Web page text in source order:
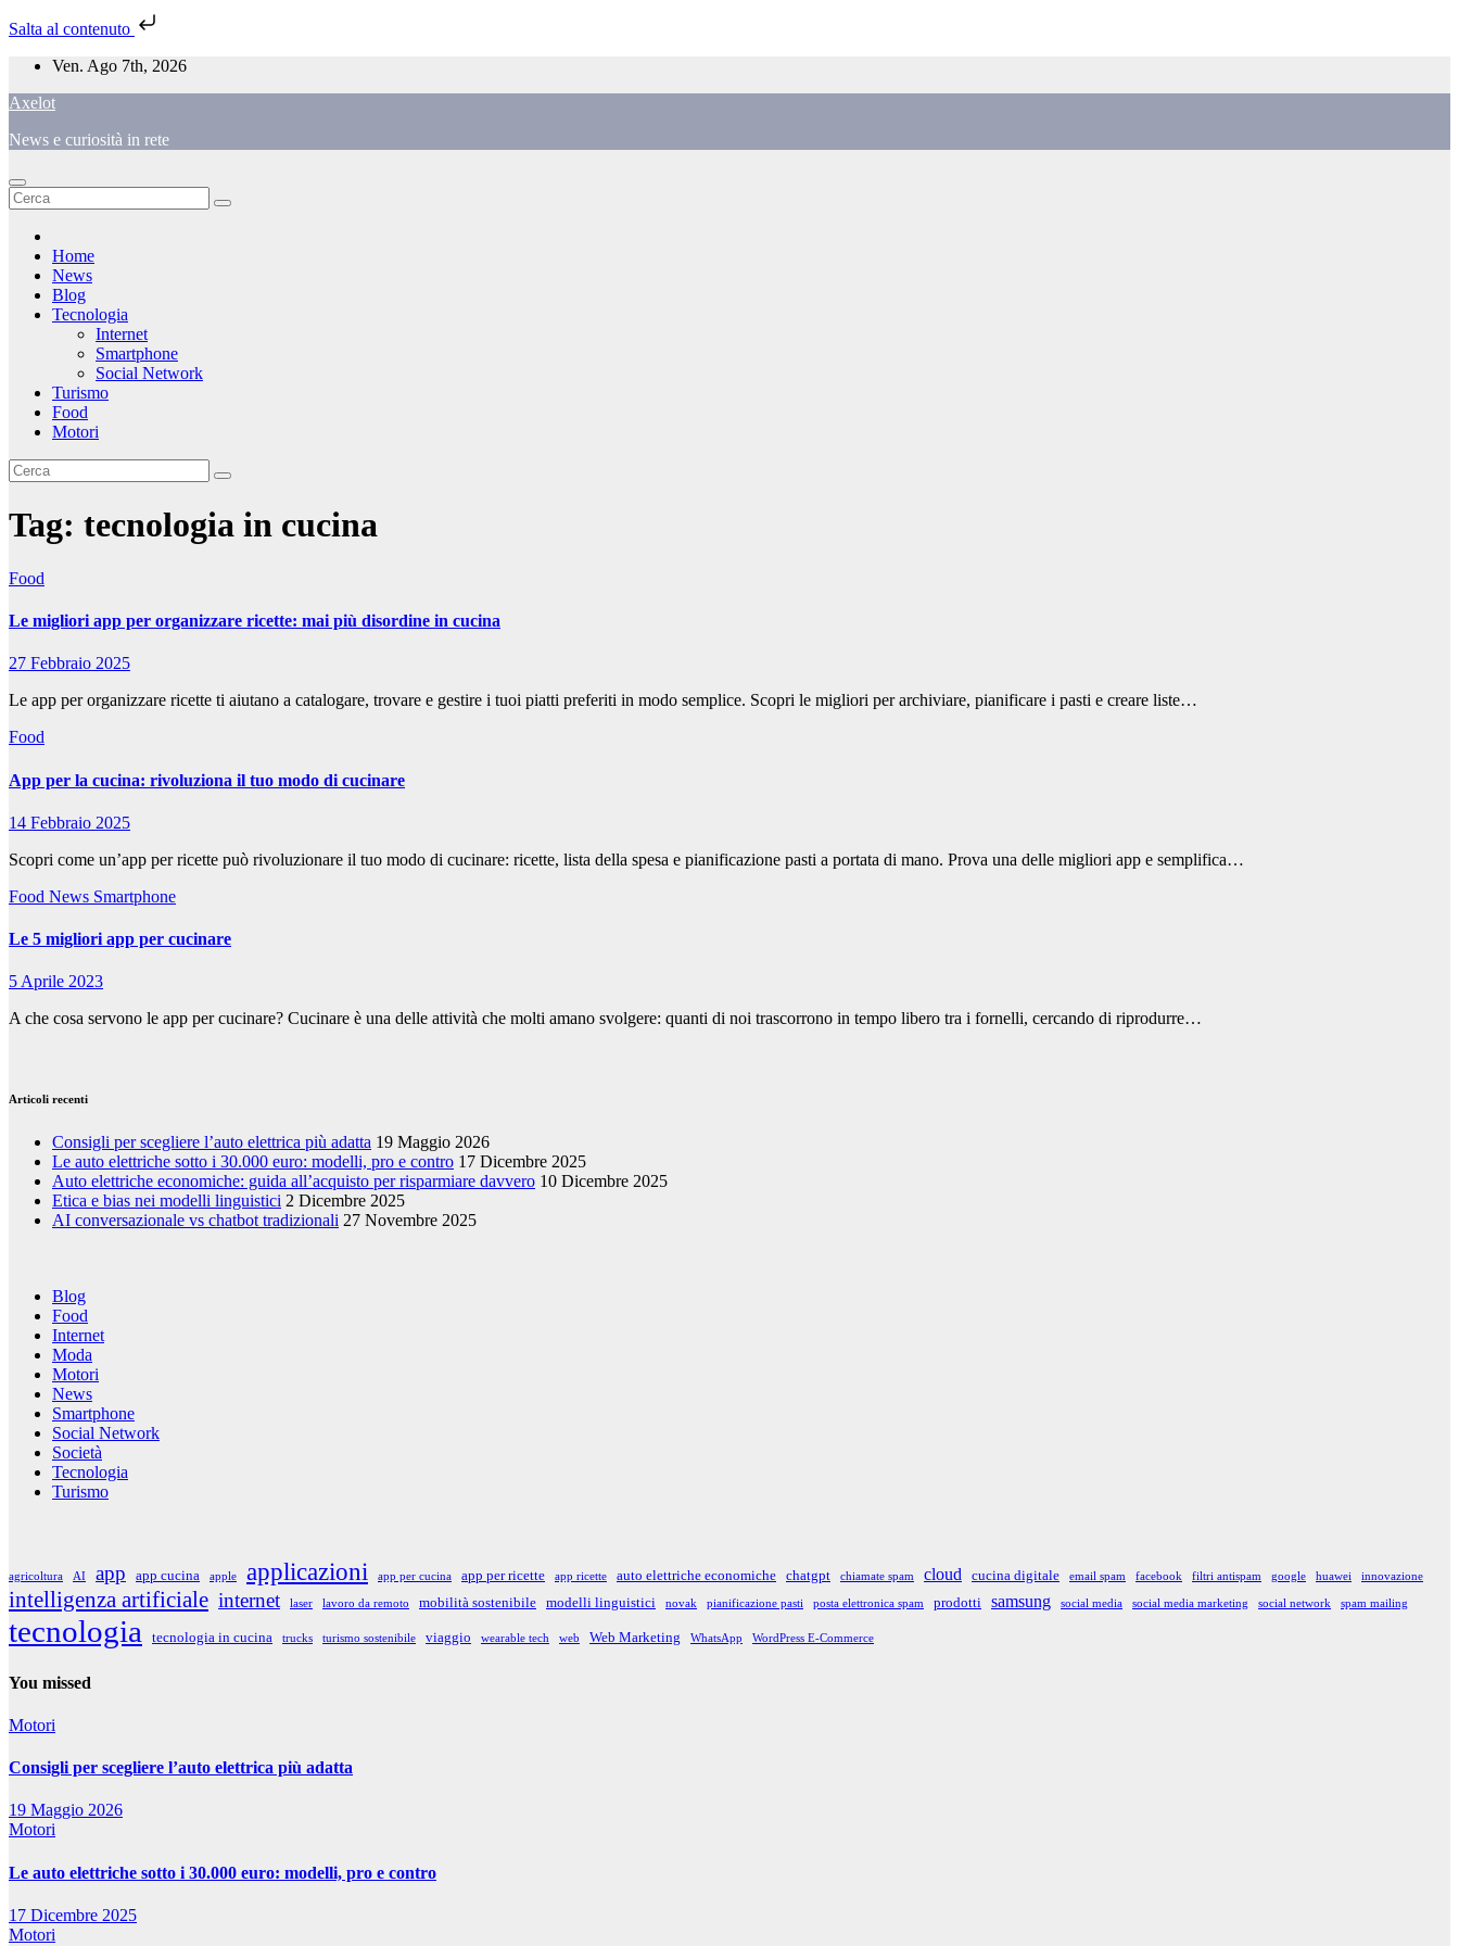
Salta al contenuto
Salta
contenuto
Ven. Ago 7th, 2026
Axelot
News e curiosità in rete
Home
News
Blog
Tecnologia
Internet
Smartphone
Social Network
Turismo
Food
Motori
Tag: tecnologia in cucina
Food
Le migliori app per organizzare ricette: mai più disordine in cucina
27 Febbraio 2025
Le app per organizzare ricette ti aiutano a catalogare, trovare e gestire i tuoi piatti preferiti in modo semplice. Scopri le migliori per archiviare, pianificare i pasti e creare liste…
Food
App per la cucina: rivoluziona il tuo modo di cucinare
14 Febbraio 2025
Scopri come un’app per ricette può rivoluzionare il tuo modo di cucinare: ricette, lista della spesa e pianificazione pasti a portata di mano. Prova una delle migliori app e semplifica…
Food News Smartphone
Le 5 migliori app per cucinare
5 Aprile 2023
A che cosa servono le app per cucinare? Cucinare è una delle attività che molti amano svolgere: quanti di noi trascorrono in tempo libero tra i fornelli, cercando di riprodurre…
Articoli recenti
Consigli per scegliere l’auto elettrica più adatta 19 Maggio 2026
Le auto elettriche sotto i 30.000 euro: modelli, pro e contro 17 Dicembre 2025
Auto elettriche economiche: guida all’acquisto per risparmiare davvero 10 Dicembre 2025
Etica e bias nei modelli linguistici 2 Dicembre 2025
AI conversazionale vs chatbot tradizionali 27 Novembre 2025
Blog
Food
Internet
Moda
Motori
News
Smartphone
Social Network
Società
Tecnologia
Turismo
agricoltura AI app app cucina apple applicazioni app per cucina app per ricette app ricette auto elettriche economiche chatgpt chiamate spam cloud cucina digitale email spam facebook filtri antispam google huawei innovazione
intelligenza artificiale internet laser lavoro da remoto mobilità sostenibile modelli linguistici novak pianificazione pasti posta elettronica spam prodotti samsung social media social media marketing social network spam mailing
tecnologia tecnologia in cucina trucks turismo sostenibile viaggio wearable tech web Web Marketing WhatsApp WordPress E-Commerce
You missed
Motori
Consigli per scegliere l’auto elettrica più adatta
19 Maggio 2026
Motori
Le auto elettriche sotto i 30.000 euro: modelli, pro e contro
17 Dicembre 2025
Motori